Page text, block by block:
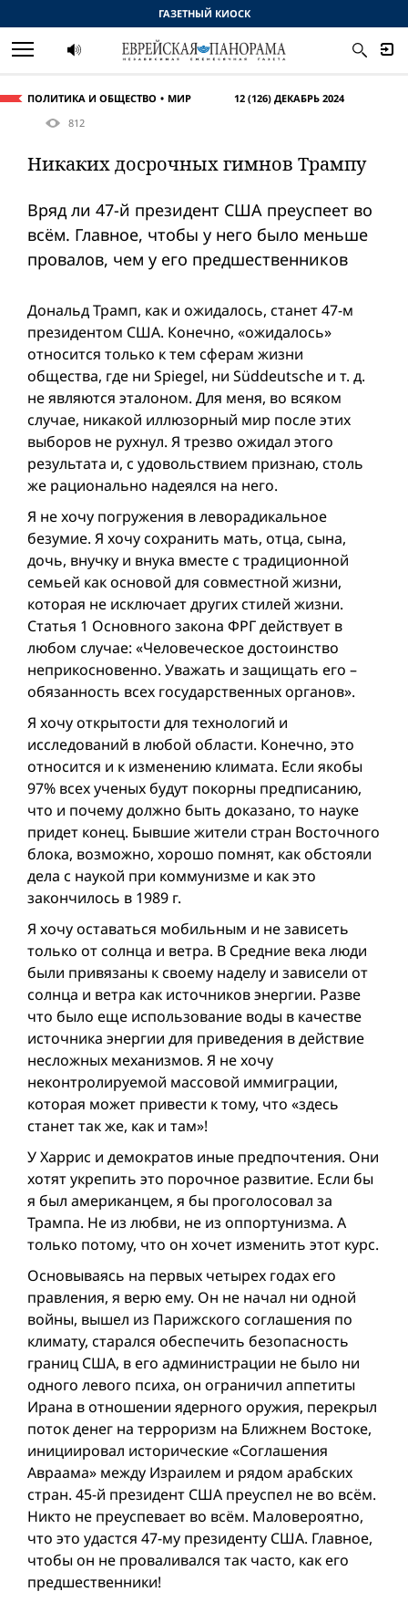
ПОЛИТИКА И ОБЩЕСТВО МИР
12 (126) ДЕКАБРЬ 2024
812
Никаких досрочных гимнов Трампу
Вряд ли 47-й президент США преуспеет во
всём. Главное, чтобы у него было меньше
провалов, чем у его предшественников
Дональд Трамп, как и ожидалось, станет 47-м
президентом США. Конечно, «ожидалось»
относится только к тем сферам жизни
общества, где ни Spiegel, ни Süddeutsche и т. д.
не являются эталоном. Для меня, во всяком
случае, никакой иллюзорный мир после этих
выборов не рухнул. Я трезво ожидал этого
результата и, с удовольствием признаю, столь
же рационально надеялся на него.
Я не хочу погружения в леворадикальное
безумие. Я хочу сохранить мать, отца, сына,
дочь, внучку и внука вместе с традиционной
семьей как основой для совместной жизни,
которая не исключает других стилей жизни.
Статья 1 Основного закона ФРГ действует в
любом случае: «Человеческое достоинство
неприкосновенно. Уважать и защищать его –
обязанность всех государственных органов».
Я хочу открытости для технологий и
исследований в любой области. Конечно, это
относится и к изменению климата. Если якобы
97% всех ученых будут покорны предписанию,
что и почему должно быть доказано, то науке
придет конец. Бывшие жители стран Восточного
блока, возможно, хорошо помнят, как обстояли
дела с наукой при коммунизме и как это
закончилось в 1989 г.
Я хочу оставаться мобильным и не зависеть
только от солнца и ветра. В Средние века люди
были привязаны к своему наделу и зависели от
солнца и ветра как источников энергии. Разве
что было еще использование воды в качестве
источника энергии для приведения в действие
несложных механизмов. Я не хочу
неконтролируемой массовой иммиграции,
которая может привести к тому, что «здесь
станет так же, как и там»!
У Харрис и демократов иные предпочтения. Они
хотят укрепить это порочное развитие. Если бы
я был американцем, я бы проголосовал за
Трампа. Не из любви, не из оппортунизма. А
только потому, что он хочет изменить этот курс.
Основываясь на первых четырех годах его
правления, я верю ему. Он не начал ни одной
вой­ны, вышел из Парижского соглашения по
климату, старался обеспечить безопасность
границ США, в его администрации не было ни
одного левого психа, он ограничил аппетиты
Ирана в отношении ядерного оружия, перекрыл
поток денег на терроризм на Ближнем Востоке,
инициировал исторические «Соглашения
Авраама» между Израилем и рядом арабских
стран. 45-й президент США преуспел не во всём.
Никто не преуспевает во всём. Маловероятно,
что это удастся 47-му президенту США. Главное,
чтобы он не проваливался так часто, как его
предшественники!
ГАЗЕТНЫЙ КИОСК